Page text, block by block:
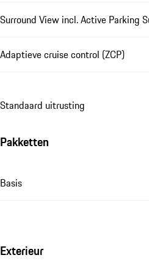
Surround View incl. Active Parking
Adaptieve cruise control (ZCP)
Standaard uitrusting
Pakketten
Basis
Exterieur